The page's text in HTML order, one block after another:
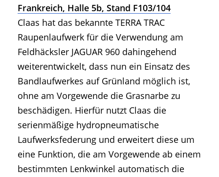
Frankreich, Halle 5b, Stand F103/104
Claas hat das bekannte TERRA TRAC
Raupenlaufwerk für die Verwendung am
Feldhäcksler JAGUAR 960 dahingehend
weiterentwickelt, dass nun ein Einsatz des
Bandlaufwerkes auf Grünland möglich ist,
ohne am Vorgewende die Grasnarbe zu
beschädigen. Hierfür nutzt Claas die
serienmäßige hydropneumatische
Laufwerksfederung und erweitert diese um
eine Funktion, die am Vorgewende ab einem
bestimmten Lenkwinkel automatisch die